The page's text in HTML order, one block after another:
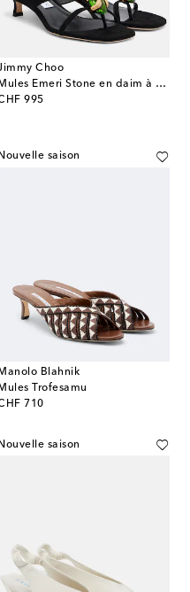
Choo
Mules Emeri Stone en daim à ornements
995price
Nouvelle saison
Manolo Blahnik
Mules Trofesamu
710price
Nouvelle saison